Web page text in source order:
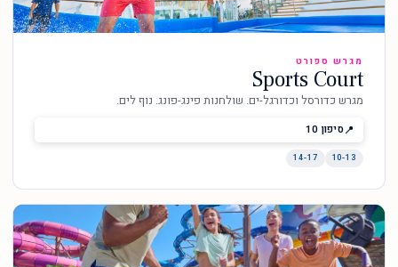
מגרש ספורט
Sports Court
מגרש כדורסל וכדורגל-ים. שולחנות פינג-פונג. נוף לים.
סיפון 10
10-13
14-17